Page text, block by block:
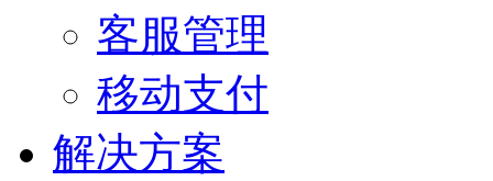
客服管理
移动支付
解决方案